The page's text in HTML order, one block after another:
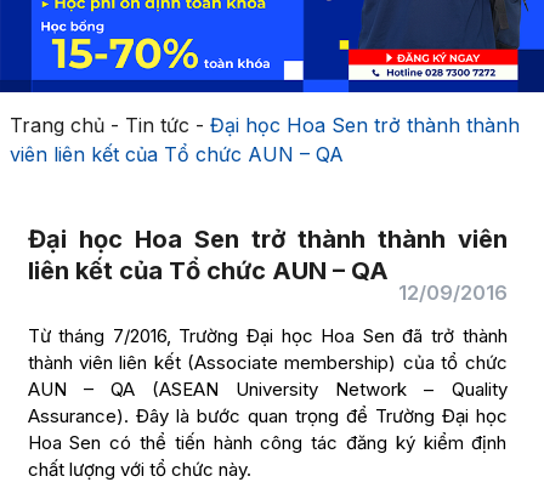
Trang chủ- Tin tức - Đại học Hoa Sen trở thành thành
viên liên kết của Tổ chức AUN – QA
Đại học Hoa Sen trở thành thành viên
liên kết của Tổ chức AUN – QA
12/09/2016
Từ tháng 7/2016, Trường Đại học Hoa Sen đã trở thành
thành viên liên kết (Associate membership) của tổ chức
AUN – QA (ASEAN University Network – Quality
Assurance). Đây là bước quan trọng để Trường Đại học
Hoa Sen có thể tiến hành công tác đăng ký kiểm định
chất lượng với tổ chức này.